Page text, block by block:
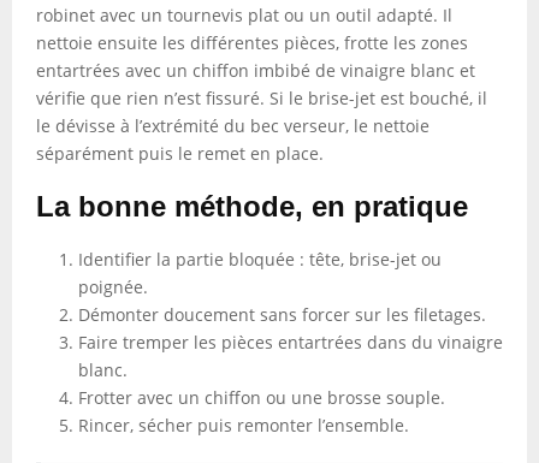
robinet avec un tournevis plat ou un outil adapté. Il
nettoie ensuite les différentes pièces, frotte les zones
entartrées avec un chiffon imbibé de vinaigre blanc et
vérifie que rien n’est fissuré. Si le brise-jet est bouché, il
le dévisse à l’extrémité du bec verseur, le nettoie
séparément puis le remet en place.
La bonne méthode, en pratique
Identifier la partie bloquée : tête, brise-jet ou
poignée.
Démonter doucement sans forcer sur les filetages.
Faire tremper les pièces entartrées dans du vinaigre
blanc.
Frotter avec un chiffon ou une brosse souple.
Rincer, sécher puis remonter l’ensemble.